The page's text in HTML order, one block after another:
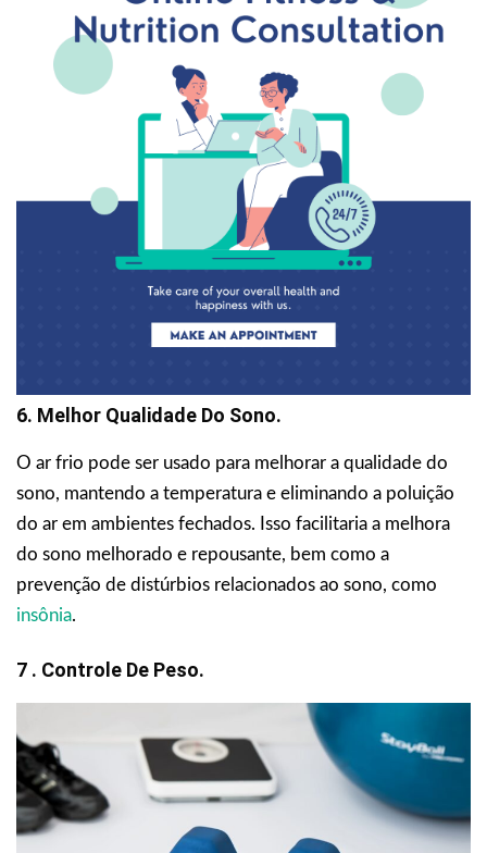
6. Melhor Qualidade Do Sono.
O ar frio pode ser usado para melhorar a qualidade do
sono, mantendo a temperatura e eliminando a poluição
do ar em ambientes fechados. Isso facilitaria a melhora
do sono melhorado e repousante, bem como a
prevenção de distúrbios relacionados ao sono, como
insônia.
7 . Controle De Peso.